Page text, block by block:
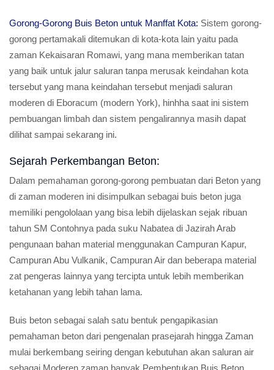
Gorong-Gorong Buis Beton untuk Manffat Kota: Sistem gorong-
gorong pertamakali ditemukan di kota-kota lain yaitu pada
zaman Kekaisaran Romawi, yang mana memberikan tatan
yang baik untuk jalur saluran tanpa merusak keindahan kota
tersebut yang mana keindahan tersebut menjadi saluran
moderen di Eboracum (modern York), hinhha saat ini sistem
pembuangan limbah dan sistem pengalirannya masih dapat
dilihat sampai sekarang ini.
Sejarah Perkembangan Beton:
Dalam pemahaman gorong-gorong pembuatan dari Beton yang
di zaman moderen ini disimpulkan sebagai buis beton juga
memiliki pengololaan yang bisa lebih dijelaskan sejak ribuan
tahun SM Contohnya pada suku Nabatea di Jazirah Arab
pengunaan bahan material menggunakan Campuran Kapur,
Campuran Abu Vulkanik, Campuran Air dan beberapa material
zat pengeras lainnya yang tercipta untuk lebih memberikan
ketahanan yang lebih tahan lama.
Buis beton sebagai salah satu bentuk pengapikasian
pemahaman beton dari pengenalan prasejarah hingga Zaman
mulai berkembang seiring dengan kebutuhan akan saluran air
sebagai Moderen zaman banyak Pembentukan Buis Beton